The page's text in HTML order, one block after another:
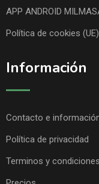
APP ANDROID
Política de cookies (UE)
Información
Contacto e
Política de privacidad
Terminos y condiciones